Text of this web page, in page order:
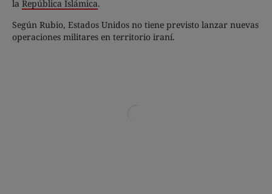
la República Islámica.
Según Rubio, Estados Unidos no tiene previsto lanzar nuevas
operaciones militares en territorio iraní.